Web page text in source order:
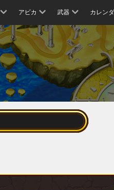
アビカ 武器 カレン